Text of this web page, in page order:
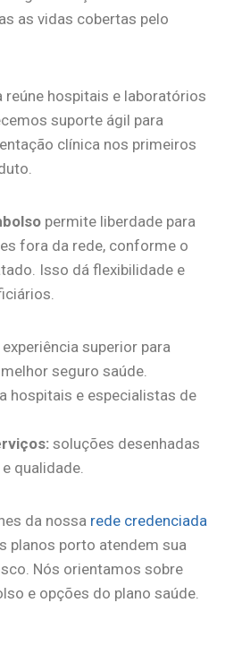
as vidas cobertas pelo
reúne hospitais e laboratórios
suporte ágil para
clínica nos primeiros
permite liberdade para
fora da rede, conforme o
Isso dá flexibilidade e
experiência superior para
seguro saúde.
hospitais e especialistas de
soluções desenhadas
qualidade.
da nossa rede credenciada
planos porto atendem sua
Nós orientamos sobre
e opções do plano saúde.